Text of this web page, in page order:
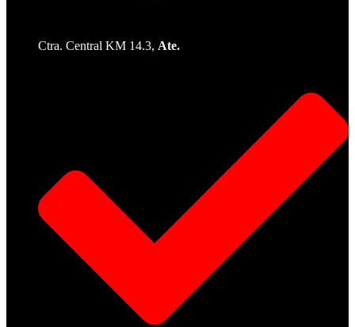
Ctra. Central KM 14.3, Ate.